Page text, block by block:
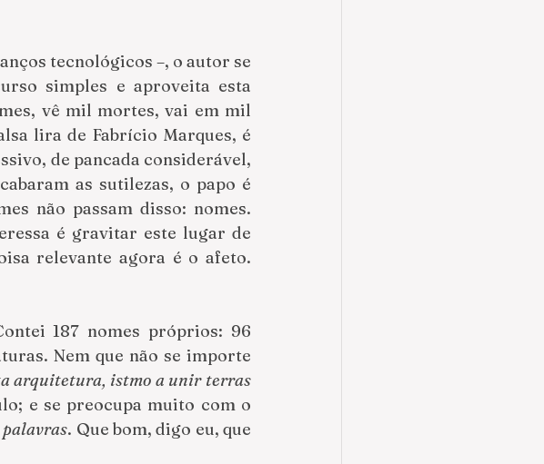
tecnológicos –, o autor se
simples e aproveita esta
vê mil mortes, vai em mil
lira de Fabrício Marques, é
de pancada considerável,
as sutilezas, o papo é
não passam disso: nomes.
é gravitar este lugar de
relevante agora é o afeto.
187 nomes próprios: 96
Nem que não se importe
arquitetura, istmo a unir terras
e se preocupa muito com o
palavras. Que bom, digo eu, que